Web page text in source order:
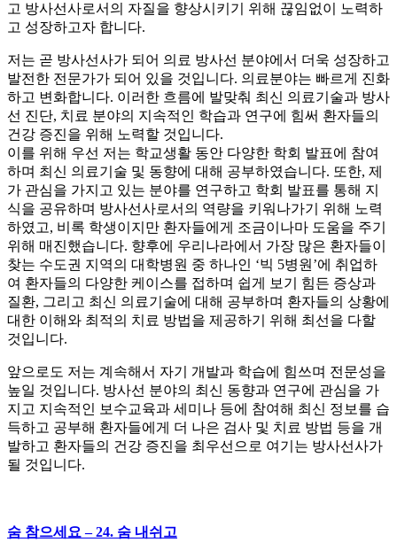
고 방사선사로서의 자질을 향상시키기 위해 끊임없이 노력하
고 성장하고자 합니다.
저는 곧 방사선사가 되어 의료 방사선 분야에서 더욱 성장하고
발전한 전문가가 되어 있을 것입니다. 의료분야는 빠르게 진화
하고 변화합니다. 이러한 흐름에 발맞춰 최신 의료기술과 방사
선 진단, 치료 분야의 지속적인 학습과 연구에 힘써 환자들의
건강 증진을 위해 노력할 것입니다.
이를 위해 우선 저는 학교생활 동안 다양한 학회 발표에 참여
하며 최신 의료기술 및 동향에 대해 공부하였습니다. 또한, 제
가 관심을 가지고 있는 분야를 연구하고 학회 발표를 통해 지
식을 공유하며 방사선사로서의 역량을 키워나가기 위해 노력
하였고, 비록 학생이지만 환자들에게 조금이나마 도움을 주기
위해 매진했습니다. 향후에 우리나라에서 가장 많은 환자들이
찾는 수도권 지역의 대학병원 중 하나인 ‘빅 5병원’에 취업하
여 환자들의 다양한 케이스를 접하며 쉽게 보기 힘든 증상과
질환, 그리고 최신 의료기술에 대해 공부하며 환자들의 상황에
대한 이해와 최적의 치료 방법을 제공하기 위해 최선을 다할
것입니다.
앞으로도 저는 계속해서 자기 개발과 학습에 힘쓰며 전문성을
높일 것입니다. 방사선 분야의 최신 동향과 연구에 관심을 가
지고 지속적인 보수교육과 세미나 등에 참여해 최신 정보를 습
득하고 공부해 환자들에게 더 나은 검사 및 치료 방법 등을 개
발하고 환자들의 건강 증진을 최우선으로 여기는 방사선사가
될 것입니다.
숨 참으세요 – 24. 숨 내쉬고